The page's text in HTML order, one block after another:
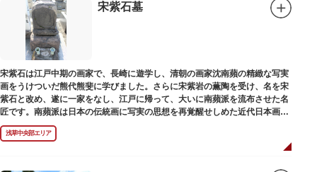
宋紫石墓
宋紫石は江戸中期の画家で、長崎に遊学し、清朝の画家沈南蘋の精緻な写実
画をうけついだ熊代熊斐に学びました。さらに宋紫岩の薫陶を受け、名を宋
紫石と改め、遂に一家をなし、江戸に帰って、大いに南蘋派を流布させた名
匠です。南蘋派は日本の伝統画に写実の思想を再覚醒せしめた近代日本画壇
の源流です。お墓は徳本寺（とくほんじ）境内にあります。
浅草中央部エリア